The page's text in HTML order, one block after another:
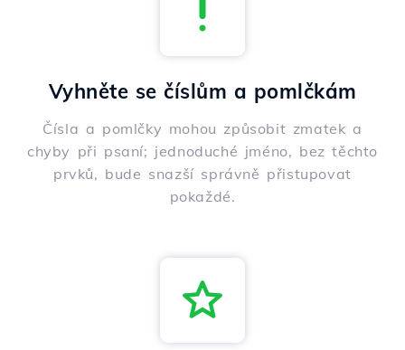
Vyhněte se číslům a pomlčkám
Čísla a pomlčky mohou způsobit zmatek a
chyby při psaní; jednoduché jméno, bez těchto
prvků, bude snazší správně přistupovat
pokaždé.